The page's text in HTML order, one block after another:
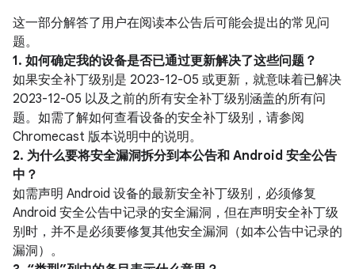
这一部分解答了用户在阅读本公告后可能会提出的常见问
题。
1. 如何确定我的设备是否已通过更新解决了这些问题？
如果安全补丁级别是 2023-12-05 或更新，就意味着已解决
2023-12-05 以及之前的所有安全补丁级别涵盖的所有问
题。如需了解如何查看设备的安全补丁级别，请参阅
Chromecast 版本说明中的说明。
2. 为什么要将安全漏洞拆分到本公告和 Android 安全公告
中？
如需声明 Android 设备的最新安全补丁级别，必须修复
Android 安全公告中记录的安全漏洞，但在声明安全补丁级
别时，并不是必须要修复其他安全漏洞（如本公告中记录的
漏洞）。